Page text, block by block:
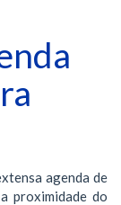
agenda de
proximidade do